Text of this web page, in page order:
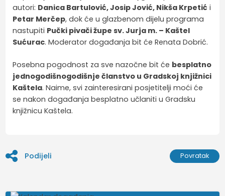
autori: Danica Bartulović, Josip Jović, Nikša Krpetić i
Petar Merčep, dok će u glazbenom dijelu programa
nastupiti Pučki pivači župe sv. Jurja m. – Kaštel
Sućurac. Moderator događanja bit će Renata Dobrić.
Posebna pogodnost za sve nazočne bit će besplatno
jednogodišnogodišnje članstvo u Gradskoj knjižnici
Kaštela. Naime, svi zainteresirani posjetitelji moći će
se nakon događanja besplatno učlaniti u Gradsku
knjižnicu Kaštela.
Podijeli Povratak